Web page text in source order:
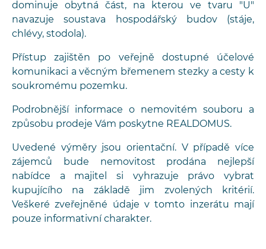
dominuje obytná část, na kterou ve tvaru "U"
navazuje soustava hospodářský budov (stáje,
chlévy, stodola).
Přístup zajištěn po veřejně dostupné účelové
komunikaci a věcným břemenem stezky a cesty k
soukromému pozemku.
Podrobnější informace o nemovitém souboru a
způsobu prodeje Vám poskytne REALDOMUS.
Uvedené výměry jsou orientační. V případě více
zájemců bude nemovitost prodána nejlepší
nabídce a majitel si vyhrazuje právo vybrat
kupujícího na základě jim zvolených kritérií.
Veškeré zveřejněné údaje v tomto inzerátu mají
pouze informativní charakter.